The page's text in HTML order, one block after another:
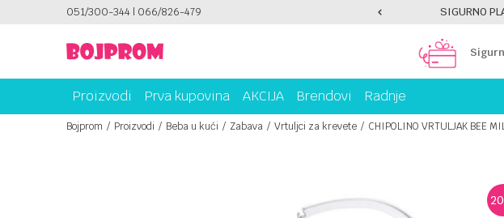
051/300-344 | 066/826-479PLATI UNICREDIT KARTICOM NA RATE! SIGURNO
Proizvodi Prva kupovina AKCIJA Brendovi Radnje
Bojprom Proizvodi Beba u kući Zabava Vrtuljci za krevete CHIPOLINO VRTULJAK BEE
20